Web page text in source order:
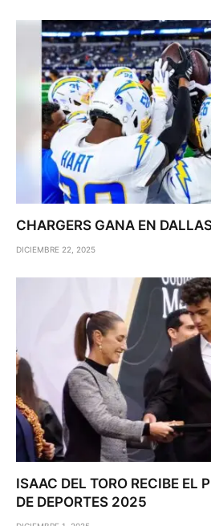
CHARGERS GANA EN
DICIEMBRE 22, 2025
ISAAC DEL TORO RECIBE EL
DE DEPORTES 2025